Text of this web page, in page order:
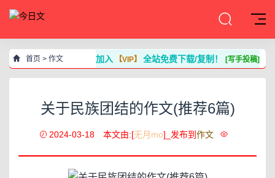
首页 > 作文 加入【VIP】 全站免费下载/复制！ [写手投稿]
关于民族团结的作文(推荐6篇)
2024-03-18 本文由:[无月mo]_发布到 作文